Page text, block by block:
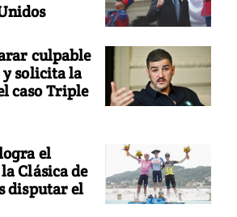
culpable
y solicita la
caso Triple
el
Clásica de
disputar el